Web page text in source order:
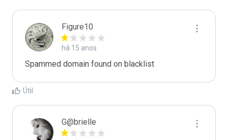
Figure10
há 15 anos
Spammed domain found on blacklist
Útil
G@brielle